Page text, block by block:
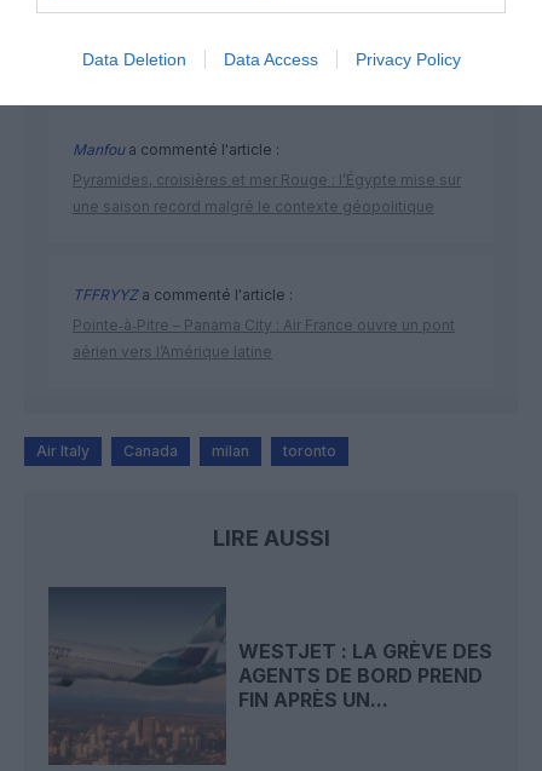
Data Deletion Data Access Privacy Policy
DERNIERS COMMENTAIRES
Manfoua commenté l'article :
Pyramides, croisières et mer Rouge : l’Égypte mise sur
une saison record malgré le contexte géopolitique
TFFRYYZa commenté l'article :
Pointe‑à‑Pitre – Panama City : Air France ouvre un pont
aérien vers l’Amérique latine
Air Italy Canada milan toronto
LIRE AUSSI
WESTJET : LA GRÈVE DES
AGENTS DE BORD PREND
FIN APRÈS UN...